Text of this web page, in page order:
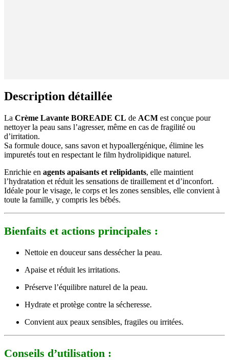
Description détaillée
La Crème Lavante BOREADE CL de ACM est conçue pour
nettoyer la peau sans l’agresser, même en cas de fragilité ou
d’irritation.
Sa formule douce, sans savon et hypoallergénique, élimine les
impuretés tout en respectant le film hydrolipidique naturel.
Enrichie en agents apaisants et relipidants, elle maintient
l’hydratation et réduit les sensations de tiraillement et d’inconfort.
Idéale pour le visage, le corps et les zones sensibles, elle convient à
toute la famille, y compris les bébés.
Bienfaits et actions principales :
Nettoie en douceur sans dessécher la peau.
Apaise et réduit les irritations.
Préserve l’équilibre naturel de la peau.
Hydrate et protège contre la sécheresse.
Convient aux peaux sensibles, fragiles ou irritées.
Conseils d’utilisation :